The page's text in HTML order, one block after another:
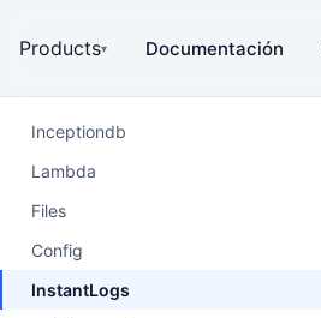
Products▾ Documentación
Inceptiondb
Lambda
Files
Config
InstantLogs